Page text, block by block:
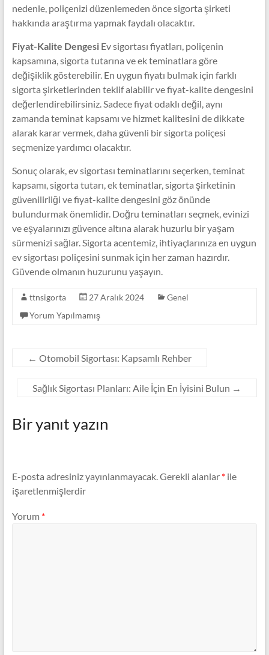
nedenle, poliçenizi düzenlemeden önce sigorta şirketi
hakkında araştırma yapmak faydalı olacaktır.
Fiyat-Kalite DengesiEv sigortası fiyatları, poliçenin
kapsamına, sigorta tutarına ve ek teminatlara göre
değişiklik gösterebilir. En uygun fiyatı bulmak için farklı
sigorta şirketlerinden teklif alabilir ve fiyat-kalite dengesini
değerlendirebilirsiniz. Sadece fiyat odaklı değil, aynı
zamanda teminat kapsamı ve hizmet kalitesini de dikkate
alarak karar vermek, daha güvenli bir sigorta poliçesi
seçmenize yardımcı olacaktır.
Sonuç olarak, ev sigortası teminatlarını seçerken, teminat
kapsamı, sigorta tutarı, ek teminatlar, sigorta şirketinin
güvenilirliği ve fiyat-kalite dengesini göz önünde
bulundurmak önemlidir. Doğru teminatları seçmek, evinizi
ve eşyalarınızı güvence altına alarak huzurlu bir yaşam
sürmenizi sağlar. Sigorta acentemiz, ihtiyaçlarınıza en uygun
ev sigortası poliçesini sunmak için her zaman hazırdır.
Güvende olmanın huzurunu yaşayın.
ttnsigorta 27 Aralık 2024
Genel
Yorum Yapılmamış
← Otomobil Sigortası: Kapsamlı Rehber
Sağlık Sigortası Planları: Aile İçin En İyisini Bulun →
Bir yanıt yazın
E-posta adresiniz yayınlanmayacak.Gerekli alanlar *ile
işaretlenmişlerdir
Yorum *